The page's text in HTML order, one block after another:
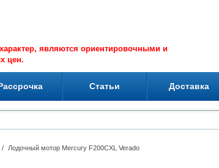
являются ориентировочными и
цен.
Статьи Доставка
/ Лодочный мотор Mercury F200CXL Verado